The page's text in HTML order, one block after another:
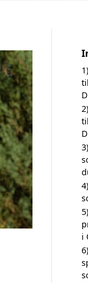
1)
2)
3)
4)
5)
i
6)